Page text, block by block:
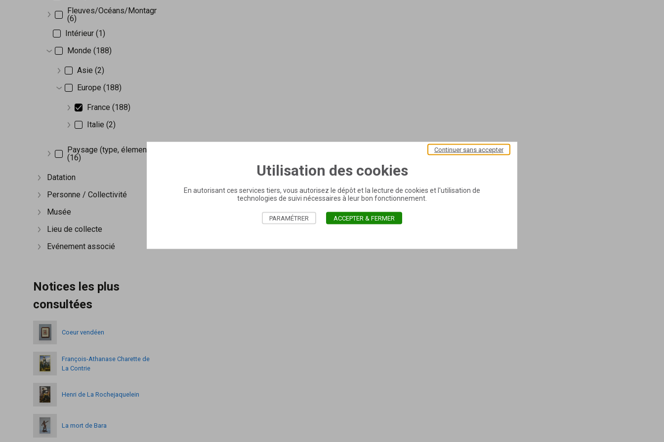
Afficher plus
Fleuves/Océans/Montagnes
(6)
Intérieur (1)
Afficher plus
Monde (188)
Afficher plus
Asie (2)
Afficher plus
Europe (188)
Afficher plus
France (188)
Afficher plus
Italie (2)
Afficher plus
Paysage (type, élement)
(16)
Afficher plus
Datation
Afficher plus
Personne / Collectivité
Afficher plus
Musée
Afficher plus
Lieu de collecte
Afficher plus
Evénement associé
Notices les plus
consultées
Coeur vendéen
François-Athanase Charette de
La Contrie
Henri de La Rochejaquelein
La mort de Bara
Utilisation des cookies
En autorisant ces services tiers, vous autorisez le dépôt et la lecture de cookies et l'utilisation de
technologies de suivi nécessaires à leur bon fonctionnement.
Continuer sans accepter
PARAMÉTRER ACCEPTER & FERMER